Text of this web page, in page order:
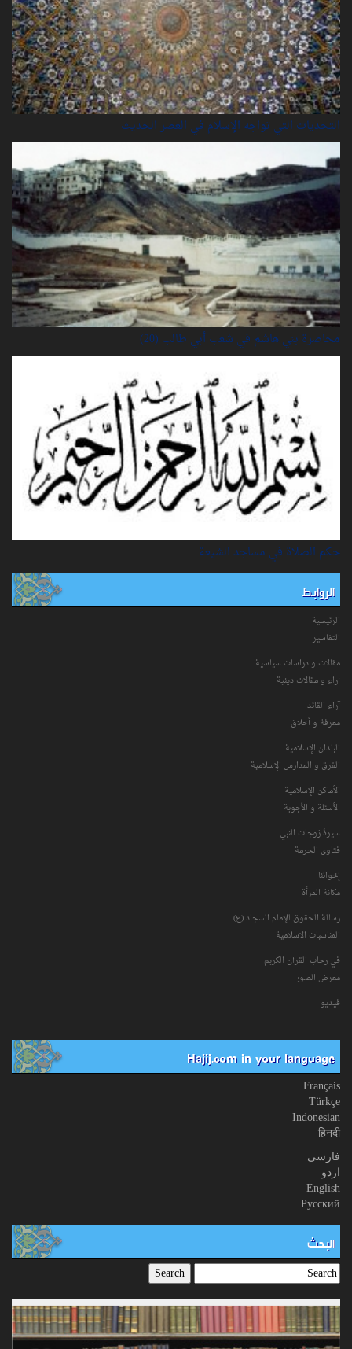
التحديات التي تواجه الإسلام في العصر الحديث
محاصرة بني هاشم في شعب أبي طالب (20)
حكم الصلاة في مساجد الشيعة
الروابط
الرئيسية
التفاسیر
مقالات و دراسات سياسية
آراء و مقالات دينية
آراء القائد
معرفة و أخلاق
البلدان الإسلامية
الفرق و المدارس الإسلامية
الأماكن الإسلامية
الأسئلة و الأجوبة
سیرۀ زوجات النبي
فتاوی الحرمة
إخواننا
مكانة‌ المرأة
رسالة الحقوق للإمام السجاد (ع)
المناسبات الاسلامیة
في رحاب القرآن الکریم
معرض الصور
فیدیو
Hajij.com in your language
Français
Türkçe
Indonesian
हिनदी
فارسی
اردو
English
Русский
البحث